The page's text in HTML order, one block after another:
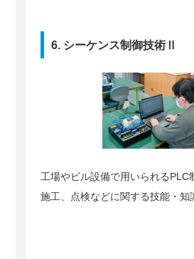
6. シーケンス制御技術Ⅱ
工場やビル設備で用いられるPLC
施工、点検などに関する技能・知